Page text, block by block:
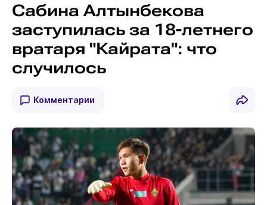
Сабина Алтынбекова
заступилась за 18-летнего
вратаря "Кайрата": что
случилось
Комментарии